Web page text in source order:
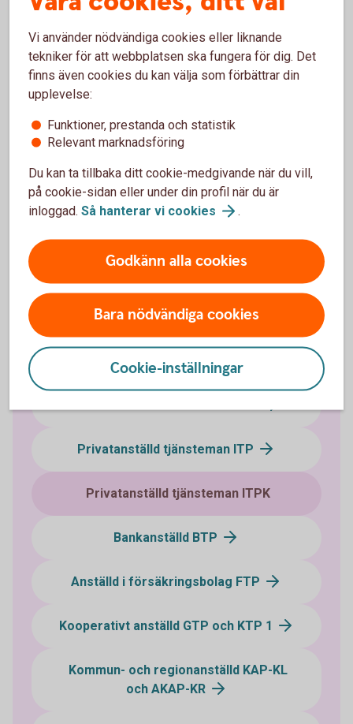
ickevalsbolag enligt avtal. För mer information se
valcentralen.se
Gör ditt pensionsval
Läs mer om tjänstepension i försäkringsbranschen
och gör ditt val.
Valcentralen
Vilket avtalsområde tillhör du?
Så placeras din tjänstepension
Privatanställd tjänsteman ITP
Privatanställd tjänsteman ITPK
Bankanställd BTP
Anställd i försäkringsbolag FTP
Kooperativt anställd GTP och KTP 1
Kommun- och regionanställd KAP-KL
och AKAP-KR
Vi använder nödvändiga cookies eller liknande
tekniker för att webbplatsen ska fungera för dig. Det
finns även cookies du kan välja som förbättrar din
upplevelse:
Funktioner, prestanda och statistik
Relevant marknadsföring
Du kan ta tillbaka ditt cookie-medgivande när du vill,
på cookie-sidan eller under din profil när du är
inloggad. Så hanterar vi cookies .
Godkänn alla cookies
Bara nödvändiga cookies
Cookie-inställningar